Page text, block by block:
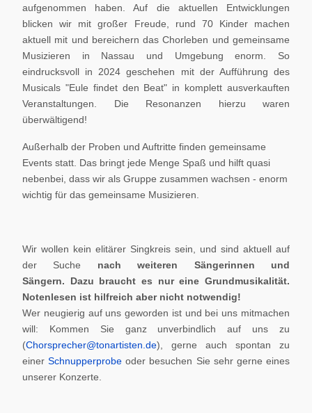
aufgenommen haben. Auf die aktuellen Entwicklungen
blicken wir mit großer Freude, rund 70 Kinder machen
aktuell mit und bereichern das Chorleben und gemeinsame
Musizieren in Nassau und Umgebung enorm. So
eindrucksvoll in 2024 geschehen mit der Aufführung des
Musicals "Eule findet den Beat" in komplett ausverkauften
Veranstaltungen. Die Resonanzen hierzu waren
überwältigend!
Außerhalb der Proben und Auftritte finden gemeinsame
Events statt. Das bringt jede Menge Spaß und hilft quasi
nebenbei, dass wir als Gruppe zusammen wachsen - enorm
wichtig für das gemeinsame Musizieren.
Wir wollen kein elitärer Singkreis sein, und sind aktuell auf
der Suche nach weiteren Sängerinnen und
Sängern. Dazu braucht es nur eine Grundmusikalität.
Notenlesen ist hilfreich aber nicht notwendig!
Wer neugierig auf uns geworden ist und bei uns mitmachen
will: Kommen Sie ganz unverbindlich auf uns zu
(Chorsprecher@tonartisten.de), gerne auch spontan zu
einerSchnupperprobe oder besuchen Sie sehr gerne eines
unserer Konzerte.